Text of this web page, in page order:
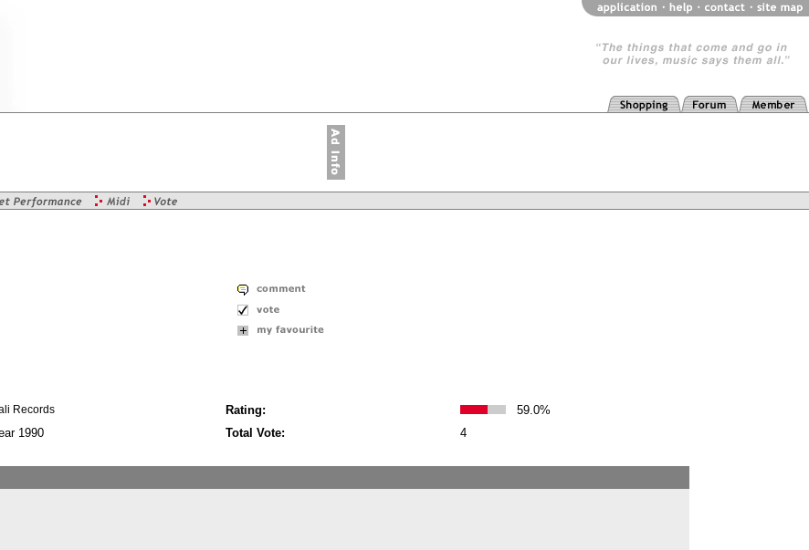
Records Rating:
59.0%
1990 Total Vote: 4